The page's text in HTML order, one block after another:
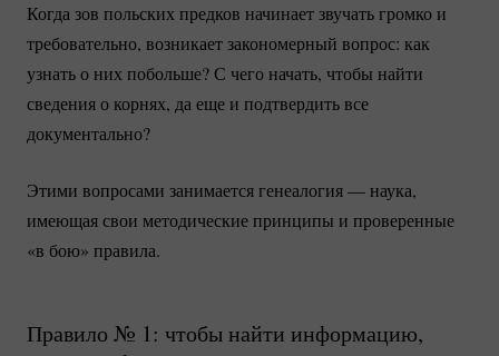
Когда зов польских предков начинает звучать громко и
требовательно, возникает закономерный вопрос: как
узнать о них побольше? С чего начать, чтобы найти
сведения о корнях, да еще и подтвердить все
документально?
Этими вопросами занимается генеалогия — наука,
имеющая свои методические принципы и проверенные
«в бою» правила.
Правило № 1: чтобы найти информацию,